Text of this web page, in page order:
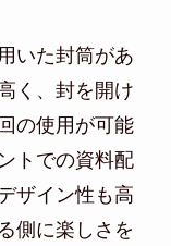
いた封筒があ
く、封を開け
の使用が可能
トでの資料配
ザイン性も高
側に楽しさを